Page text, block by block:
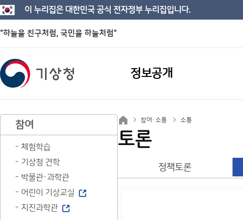
이 누리집은 대한민국 공식 전자정부 누리집입니다.
"하늘을 친구처럼, 국민을 하늘처럼"
정보공개
참여
체험학습
기상청 견학
박물관·과학관
어린이 기상교실
지진과학관
참여·소통 소통
토론
정책토론